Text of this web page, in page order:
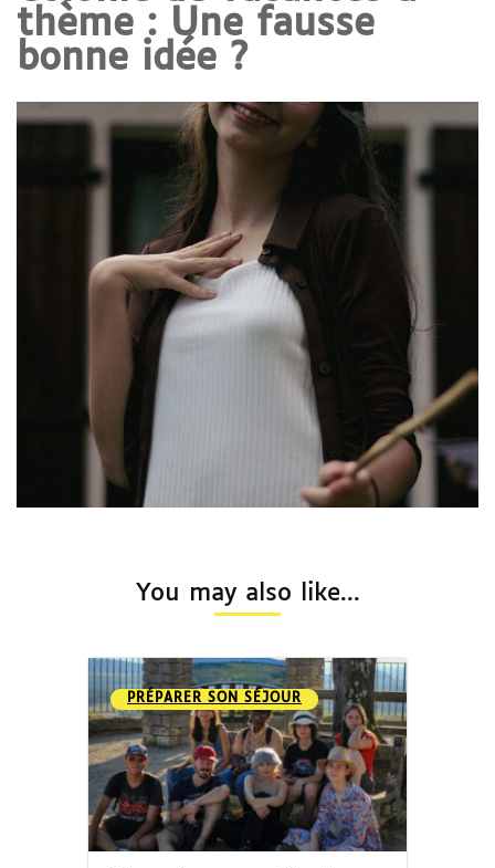
thème : Une fausse
bonne idée ?
You may also like...
PRÉPARER SON SÉJOUR